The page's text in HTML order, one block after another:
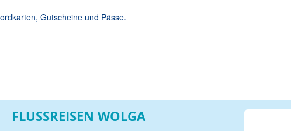
Gutscheine und Pässe.
FLUSSREISEN WOLGA